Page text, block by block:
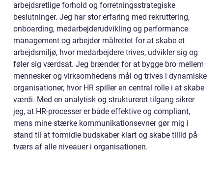
arbejdsretlige forhold og forretningsstrategiske
beslutninger. Jeg har stor erfaring med rekruttering,
onboarding, medarbejderudvikling og performance
management og arbejder målrettet for at skabe et
arbejdsmiljø, hvor medarbejdere trives, udvikler sig og
føler sig værdsat. Jeg brænder for at bygge bro mellem
mennesker og virksomhedens mål og trives i dynamiske
organisationer, hvor HR spiller en central rolle i at skabe
værdi. Med en analytisk og struktureret tilgang sikrer
jeg, at HR-processer er både effektive og compliant,
mens mine stærke kommunikationsevner gør mig i
stand til at formidle budskaber klart og skabe tillid på
tværs af alle niveauer i organisationen.